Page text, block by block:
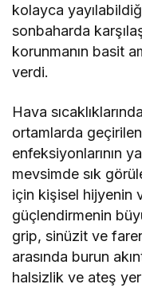
kolayca
sonbaharda
korunmanın basit
verdi.
Hava
ortamlarda
enfeksiyonlarının
mevsimde sık
için kişisel hijyenin
güçlendirmenin
grip, sinüzit ve
arasında burun
halsizlik ve ateş yer